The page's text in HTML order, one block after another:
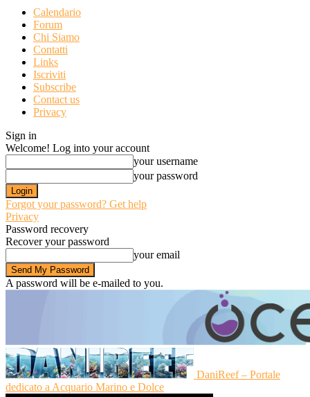
Calendario
Forum
Chi Siamo
Contatti
Links
Iscriviti
Subscribe
Contact us
Privacy
Sign in
Welcome! Log into your account
your username
your password
Forgot your password? Get help
Privacy
Password recovery
Recover your password
your email
A password will be e-mailed to you.
DaniReef – Portale
dedicato a Acquario Marino e Dolce